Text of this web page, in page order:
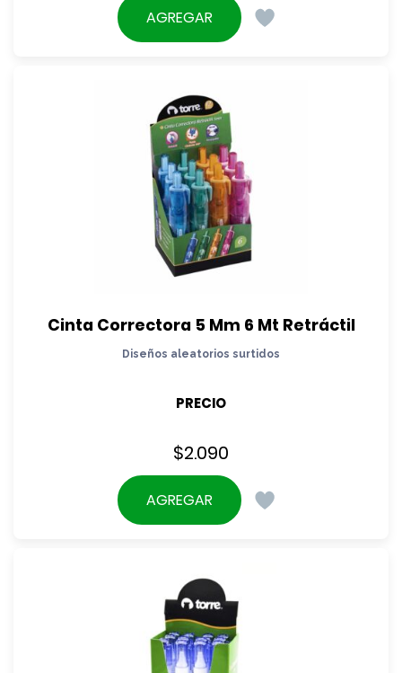
AGREGAR
Cinta Correctora 5 Mm 6 Mt Retráctil
Diseños aleatorios surtidos
PRECIO
$2.090
AGREGAR